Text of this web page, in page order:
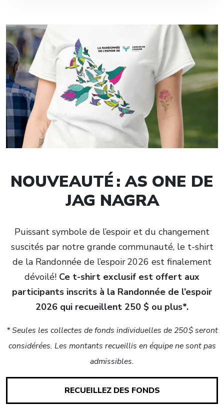
NOUVEAUTÉ : AS ONE DE
JAG NAGRA
Puissant symbole de l’espoir et du changement
suscités par notre grande communauté, le t-shirt
de la Randonnée de l’espoir 2026 est finalement
dévoilé! Ce t-shirt exclusif est offert aux
participants inscrits à la Randonnée de l’espoir
2026 qui recueillent 250 $ ou plus*.
* Seules les collectes de fonds individuelles de 250 $ seront
considérées. Les montants recueillis en équipe ne sont pas
admissibles.
RECUEILLEZ DES FONDS